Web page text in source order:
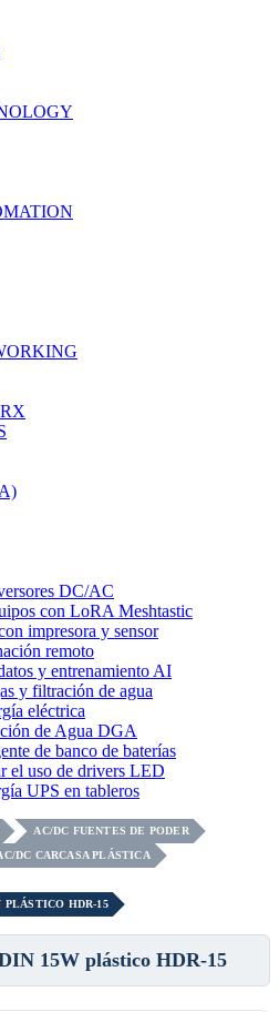
DC/AC
con LoRA Meshtastic
impresora y sensor
remoto
y entrenamiento AI
y filtración de agua
eléctrica
de Agua DGA
de banco de baterías
el uso de drivers LED
UPS en tableros
AC/DC FUENTES DE PODER
DC CARCASA PLÁSTICA
PLÁSTICO HDR-15
15W plástico HDR-15